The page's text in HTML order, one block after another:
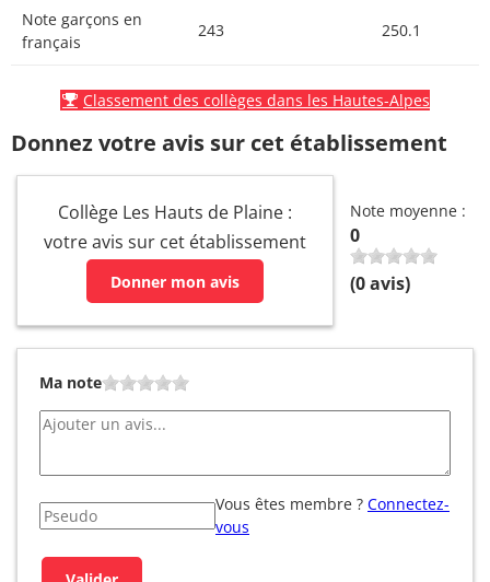
Note garçons en
français
243 250.1
Classement des collèges dans les Hautes-Alpes
Donnez votre avis sur cet établissement
Collège Les Hauts de Plaine :
votre avis sur cet établissement
Donner mon avis
Note moyenne :
0
(0avis)
Ma note
Vous êtes membre ? Connectez-
vous